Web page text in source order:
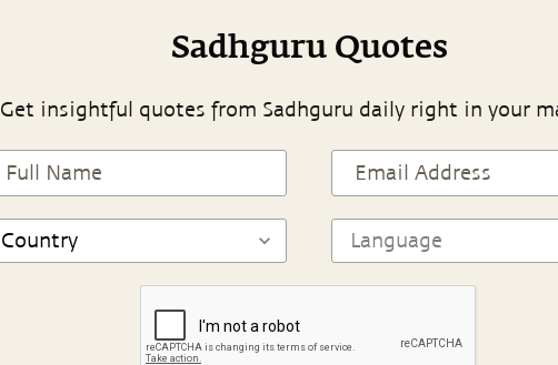
Sadhguru Quotes
Get insightful quotes from Sadhguru daily right in your